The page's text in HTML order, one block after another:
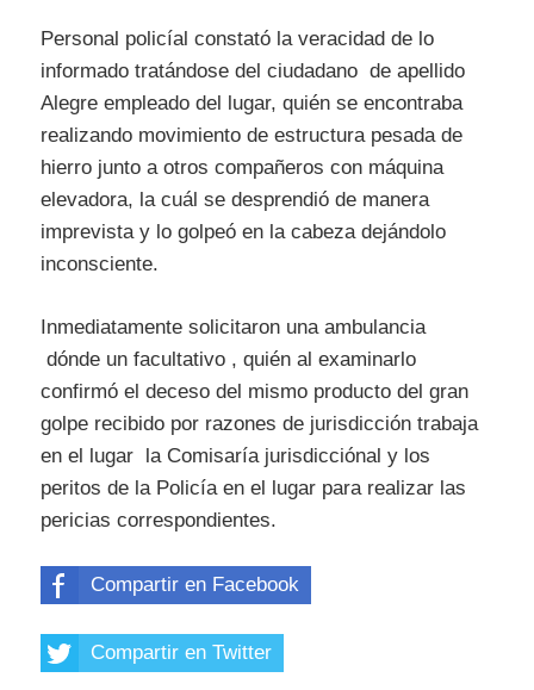
Personal policíal constató la veracidad de lo
informado tratándose del ciudadano de apellido
Alegre empleado del lugar, quién se encontraba
realizando movimiento de estructura pesada de
hierro junto a otros compañeros con máquina
elevadora, la cuál se desprendió de manera
imprevista y lo golpeó en la cabeza dejándolo
inconsciente.
Inmediatamente solicitaron una ambulancia
dónde un facultativo , quién al examinarlo
confirmó el deceso del mismo producto del gran
golpe recibido por razones de jurisdicción trabaja
en el lugar la Comisaría jurisdicciónal y los
peritos de la Policía en el lugar para realizar las
pericias correspondientes.
Compartir en Facebook
Compartir en Twitter